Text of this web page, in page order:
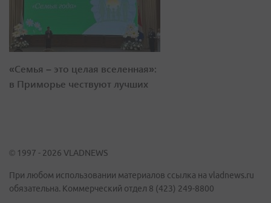
«Семья – это целая вселенная»:
в Приморье чествуют лучших
© 1997 - 2026 VLADNEWS
При любом использовании материалов ссылка на vladnews.ru
обязательна. Коммерческий отдел 8 (423) 249-8800